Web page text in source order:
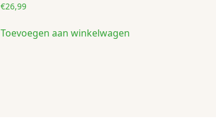
€26,99
Toevoegen aan winkelwagen